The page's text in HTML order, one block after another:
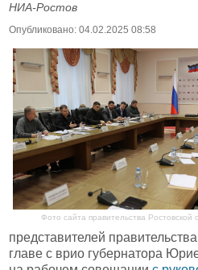
НИА-Ростов
Опубликовано: 04.02.2025 08:58
Фото сайта правительства Ростовской
представителей
главе с врио губернатора